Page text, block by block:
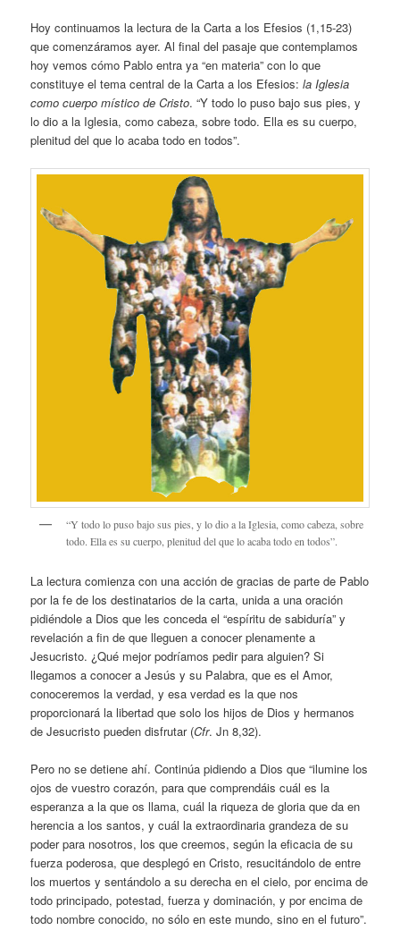
Hoy continuamos la lectura de la Carta a los Efesios (1,15-23)
que comenzáramos ayer. Al final del pasaje que contemplamos
hoy vemos cómo Pablo entra ya “en materia” con lo que
constituye el tema central de la Carta a los Efesios:la Iglesia
como cuerpo místico de Cristo. “Y todo lo puso bajo sus pies, y
lo dio a la Iglesia, como cabeza, sobre todo. Ella es su cuerpo,
plenitud del que lo acaba todo en todos”.
“Y todo lo puso bajo sus pies, y lo dio a la Iglesia, como cabeza, sobre
todo. Ella es su cuerpo, plenitud del que lo acaba todo en todos”.
La lectura comienza con una acción de gracias de parte de Pablo
por la fe de los destinatarios de la carta, unida a una oración
pidiéndole a Dios que les conceda el “espíritu de sabiduría” y
revelación a fin de que lleguen a conocer plenamente a
Jesucristo. ¿Qué mejor podríamos pedir para alguien? Si
llegamos a conocer a Jesús y su Palabra, que es el Amor,
conoceremos la verdad, y esa verdad es la que nos
proporcionará la libertad que solo los hijos de Dios y hermanos
de Jesucristo pueden disfrutar (Cfr. Jn 8,32).
Pero no se detiene ahí. Continúa pidiendo a Dios que “ilumine los
ojos de vuestro corazón, para que comprendáis cuál es la
esperanza a la que os llama, cuál la riqueza de gloria que da en
herencia a los santos, y cuál la extraordinaria grandeza de su
poder para nosotros, los que creemos, según la eficacia de su
fuerza poderosa, que desplegó en Cristo, resucitándolo de entre
los muertos y sentándolo a su derecha en el cielo, por encima de
todo principado, potestad, fuerza y dominación, y por encima de
todo nombre conocido, no sólo en este mundo, sino en el futuro”.